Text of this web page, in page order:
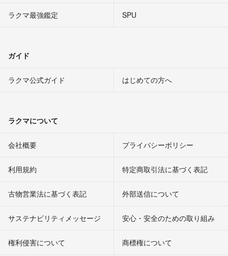
ラクマ最強鑑定
SPU
ガイド
ラクマ公式ガイド はじめての方へ
ラクマについて
会社概要 プライバシーポリシー
利用規約 特定商取引法に基づく表記
古物営業法に基づく表記 外部送信について
サステナビリティメッセージ 安心・安全のための取り組み
権利侵害について
商標権について